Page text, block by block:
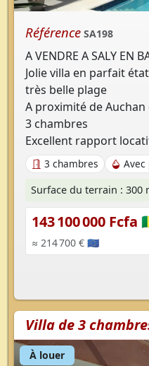
Référence SA198
A VENDRE A SALY EN
Jolie villa en parfait
très belle plage
A proximité de
3 chambres
Excellent rapport
3 chambres
Avec
Surface du terrain : 300
143 100 000 Fcfa
≈ 214 700 € 🇪🇺
Villa de 3
À louer